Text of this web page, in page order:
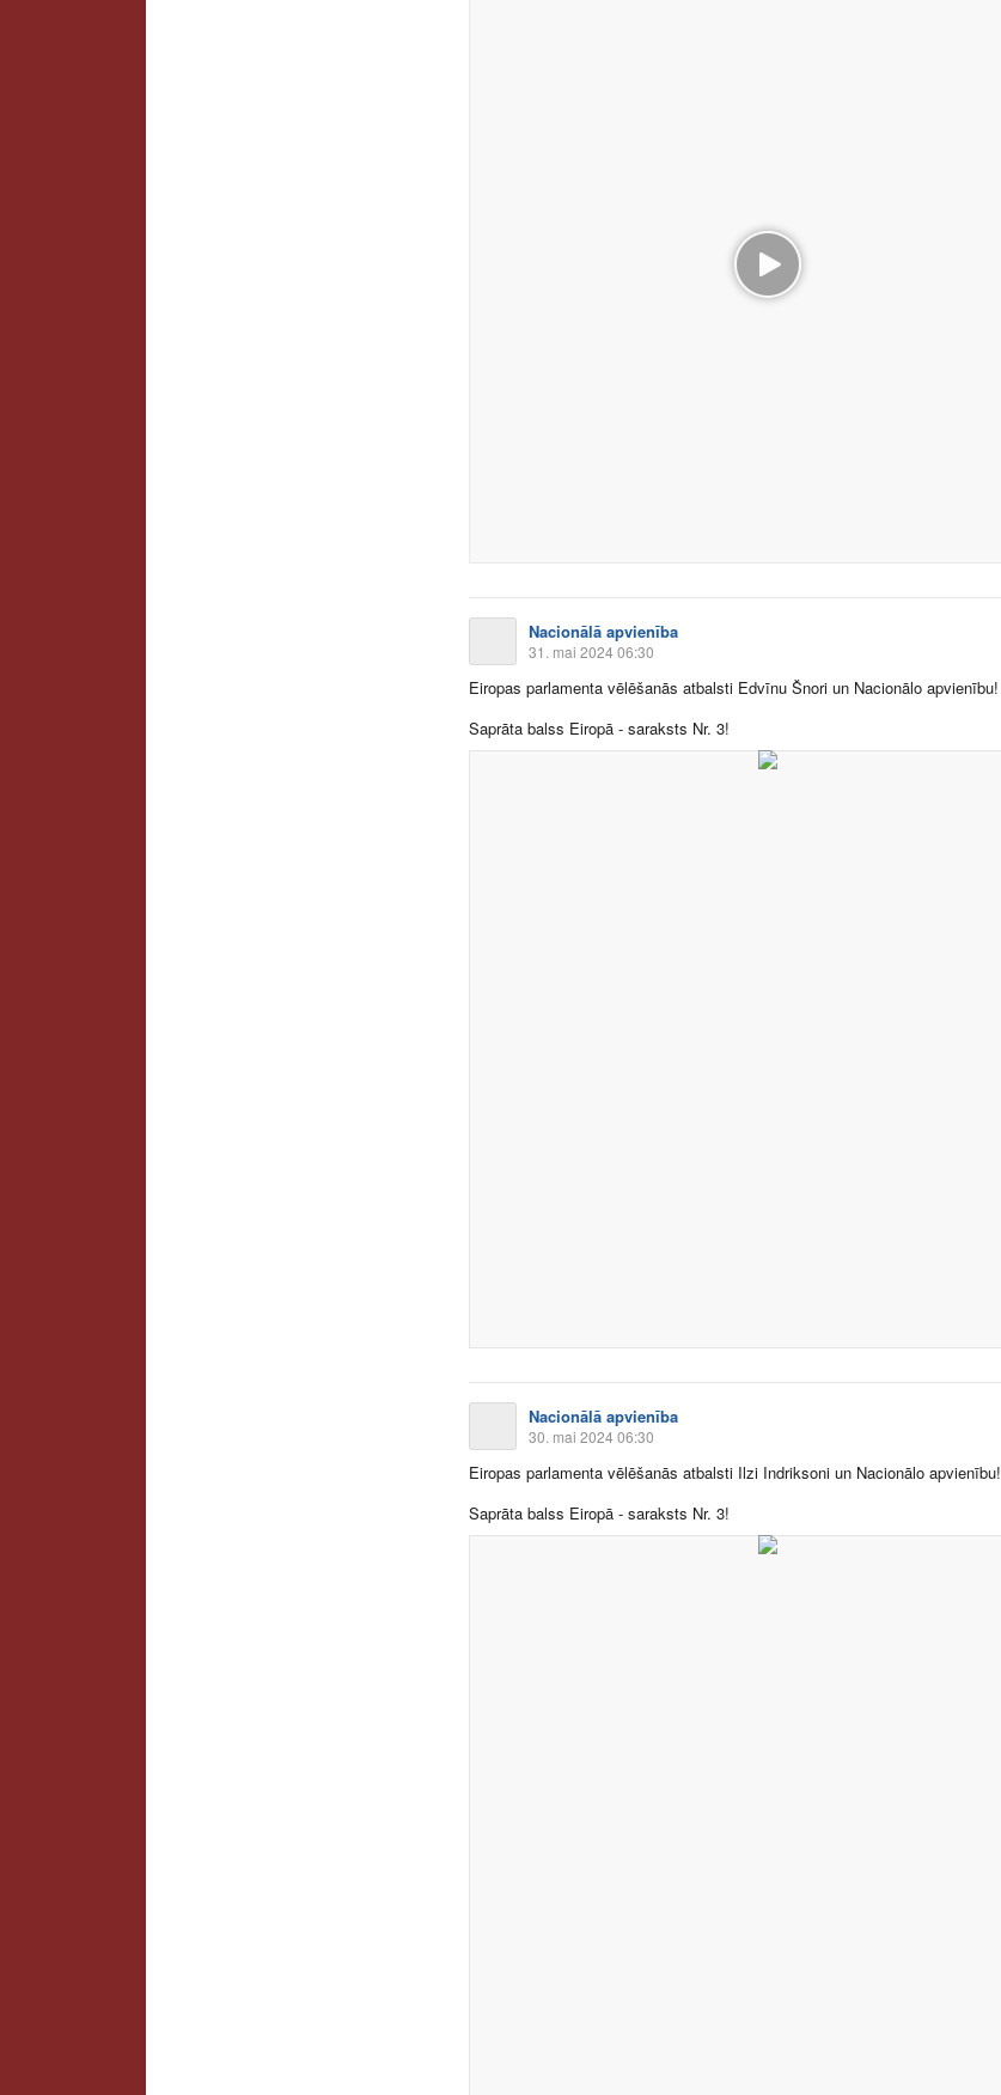
Nacionālā apvienība
31. mai 2024 06:30
Eiropas parlamenta vēlēšanās atbalsti Edvīnu Šnori un Nacionālo apvienību!
Saprāta balss Eiropā - saraksts Nr. 3!
Nacionālā apvienība
30. mai 2024 06:30
Eiropas parlamenta vēlēšanās atbalsti Ilzi Indriksoni un Nacionālo apvienību!
Saprāta balss Eiropā - saraksts Nr. 3!